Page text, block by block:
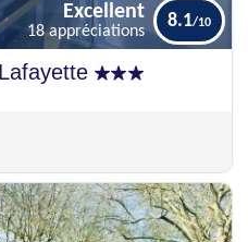
Excellent
18 appréciations
Excellent
18 appréciations
8.1